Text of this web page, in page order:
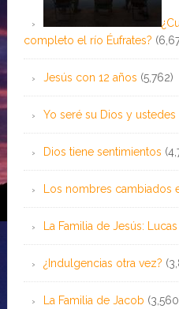
completo el río Éufrates?
Jesús con 12 años (5,762)
Yo seré su Dios y
Dios tiene sentimientos
Los nombres cambiados
La Familia de Jesús:
¿Indulgencias otra vez?
La Familia de Jacob